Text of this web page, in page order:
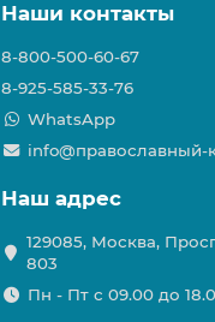
Наши контакты
8-800-500-60-67
8-925-585-33-76
WhatsApp
info@православный-
Наш адрес
129085, Москва,
803
Пн - Пт с 09.00 до